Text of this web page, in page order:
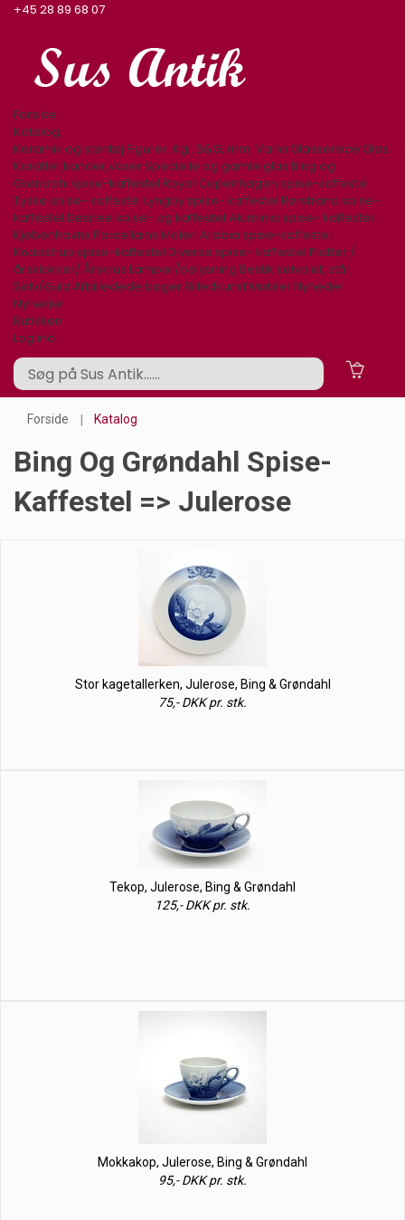
+45 28 89 68 07
Forside
Katalog
Keramik og stentøj Figurer. Kgl. B&G, mm. Varia Glasservice Glas,
Karafler,kander,vaser Specielle og gamle glas Bing og
Grøndahl spise-kaffestel Royal Copenhagen spise-kaffestel
Tyske spise- kaffestel Lyngby spise- kaffestel Rørstrand spise-
kaffestel Desiree spise- og kaffestel Aluminia spise- kaffestel
Kjøbenhavns Porcellains Maleri Arabia spise-kaffestel
Knabstrup spise-kaffestel Diverse spise- kaffestel Platter /
årsklokker/ Årskrus Lamper/belysning Bestik sølvplet, stål
Sølv/Guld Afbilledede bøger Billedkunst Møbler Nyheder
Nyheder
Butikken
Log ind
Forside Katalog
Bing Og Grøndahl Spise-
Kaffestel => Julerose
Stor kagetallerken, Julerose, Bing & Grøndahl
75,- DKK pr. stk.
Tekop, Julerose, Bing & Grøndahl
125,- DKK pr. stk.
Mokkakop, Julerose, Bing & Grøndahl
95,- DKK pr. stk.